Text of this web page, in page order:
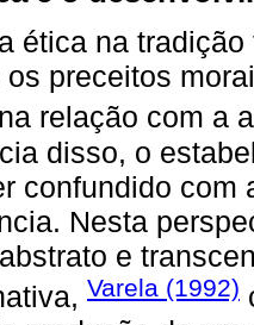
ética na
os preceitos
relação com a
disso, o
confundido com
Nesta
e
Varela (1992)